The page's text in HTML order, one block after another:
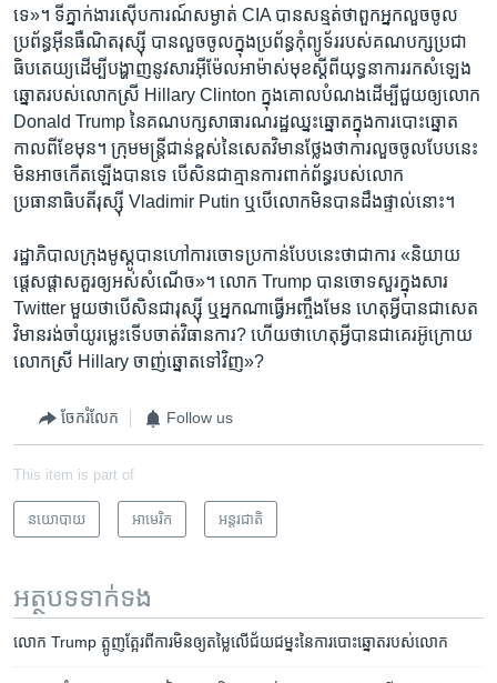
ទេ»។ ទីភ្នាក់ងារ​ស៊ើបការណ៍​សម្ងាត់​ CIA ​បាន​សន្មត់​ថា​ពួក​អ្នក​លួច​ចូល​
ប្រព័ន្ធ​អ៊ីនធឺណិត​រុស្ស៊ី បាន​លួច​ចូល​ក្នុង​ប្រព័ន្ធ​កុំព្យូទ័រ​របស់​គណបក្ស​ប្រជា
ធិបតេយ្យ​ដើម្បី​បង្ហាញ​នូវ​សារ​អ៊ីម៉ែលអាម៉ាស់​មុខ​ស្តី​ពី​យុទ្ធនាការ​រក​សំឡេង​
ឆ្នោត​របស់​លោកស្រី​ Hillary Clinton ក្នុង​គោល​បំណង​ដើម្បី​ជួយ​ឲ្យ​លោក​
Donald Trump នៃ​គណបក្ស​សាធារណ​រដ្ឋ​ឈ្នះ​ឆ្នោត​ក្នុង​ការ​បោះ​ឆ្នោត​
កាល​ពី​ខែ​មុន។ ក្រុម​មន្ត្រី​ជាន់​ខ្ពស់​នៃ​សេតវិមាន​ថ្លែង​ថា​ការ​លួច​ចូល​បែប​នេះ​
មិន​អាច​កើតឡើង​បាន​ទេ បើ​សិន​ជា​គ្មាន​ការ​ពាក់​ព័ន្ធ​របស់​លោក​
ប្រធានាធិបតីរុស្ស៊ី​ Vladimir Putin ឬ​បើ​លោក​មិន​បាន​ដឹង​ផ្ទាល់​នោះ។
រដ្ឋាភិបាល​ក្រុង​មូស្គូ​បាន​ហៅ​ការ​ចោទ​ប្រកាន់​បែប​នេះ​ថា​ជា​ការ «និយាយ​
ផ្តេស​ផ្តាស​គួរ​ឲ្យ​អស់​សំណើច»។ លោក​ Trump ​បាន​ចោទ​សួរ​ក្នុង​សារ
Twitter ​មួយ​ថា​បើ​សិនជា​រុស្ស៊ី ឬ​អ្នក​ណា​ធ្វើ​អញ្ចឹង​មែន ហេតុ​អ្វី​បាន​ជា​សេត
វិមាន​រង់​ចាំ​យូរ​ម្លេះ​ទើប​ចាត់​វិធានការ? ហើយ​ថា​ហេតុ​អ្វី​បាន​ជា​គេ​រអ៊ូ​ក្រោយ​
លោកស្រី​ Hillary ​ចាញ់​ឆ្នោត​ទៅ​វិញ»?
ចែករំលែក Follow us
This item is part of
នយោបាយ អាមេរិក​ អន្តរជាតិ
អត្ថបទ​ទាក់ទង
លោក Trump ត្អូញត្អែរ​ពី​ការ​មិន​ឲ្យ​តម្លៃ​លើ​ជ័យជម្នះ​នៃ​ការ​បោះឆ្នោត​របស់​លោក